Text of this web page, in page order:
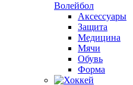
Волейбол
Аксессуары
Защита
Медицина
Мячи
Обувь
Форма